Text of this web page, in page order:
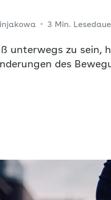
3 Min.
unterwegs zu sein,
des